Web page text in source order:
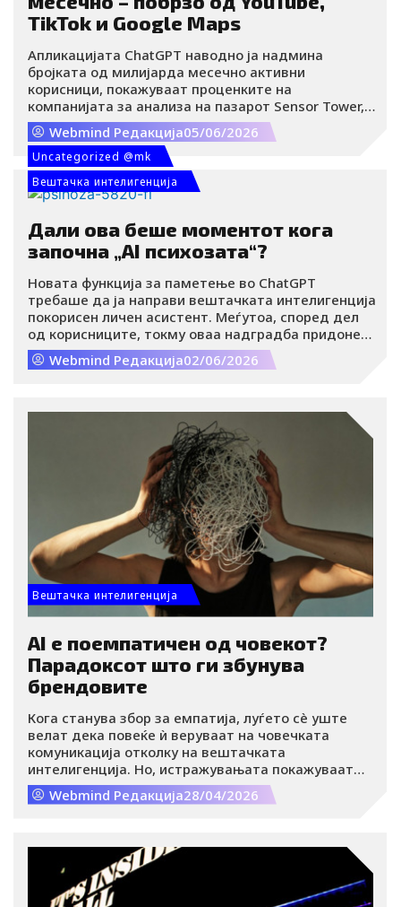
TikTok и Google Maps
Апликацијата ChatGPT наводно ја надмина
бројката од милијарда месечно активни
корисници, покажуваат проценките на
компанијата за анализа на пазарот Sensor Tower,
кои ги пренесува Reuters.
Webmind Редакција05/06/2026
Uncategorized @mk
Вештачка интелигенција
Дали ова беше моментот кога
започна „AI психозата“?
Новата функција за паметење во ChatGPT
требаше да ја направи вештачката интелигенција
покорисен личен асистент. Меѓутоа, според дел
од корисниците, токму оваа надградба придонесе
за појава на феноменот што некои истражувачи и
медиуми денес го нарекуваат „AI психоза“ –
Webmind Редакција02/06/2026
Вештачка интелигенција
AI е поемпатичен од човекот?
Парадоксот што ги збунува
брендовите
Кога станува збор за емпатија, луѓето сè уште
велат дека повеќе ѝ веруваат на човечката
комуникација отколку на вештачката
интелигенција. Но, истражувањата покажуваат
интересен парадокс: кога учесниците требало
однапред да изберат од кого би сакале да
одговори, AI бил оценет како поемпатичен,
покорисен и подобар во тоа да направи луѓето да
се чувствуваат сослушано.
Webmind Редакција28/04/2026